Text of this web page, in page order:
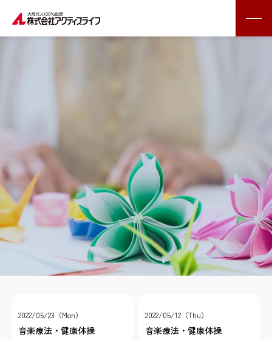
2022/05/23（Mon）
音楽療法・健康体操
2022/05/12（Thu）
音楽療法・健康体操